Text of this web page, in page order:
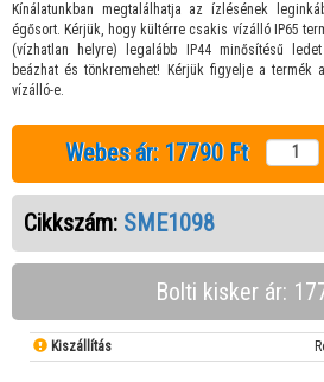
Kínálatunkban megtalálhatja az ízlésének
égősort. Kérjük, hogy kültérre csakis vízálló IP65
(vízhatlan helyre) legalább IP44 minősítésű
beázhat és tönkremehet! Kérjük figyelje a termék
vízálló-e.
Webes ár: 17790 Ft
Cikkszám: SME1098
Bolti kisker ár:
Kiszállítás